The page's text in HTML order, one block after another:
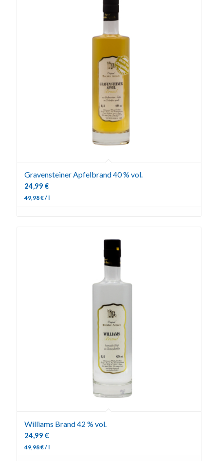
Gravensteiner Apfelbrand 40 % vol.
24,99 €
49,98€/ l
Williams Brand 42 % vol.
24,99 €
49,98€/ l